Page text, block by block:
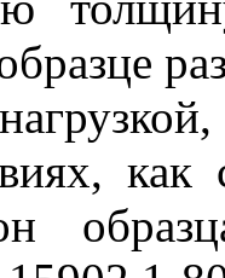
как